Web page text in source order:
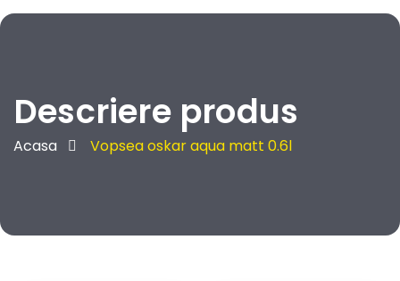
Descriere produs
Acasa Vopsea oskar aqua matt 0.6l